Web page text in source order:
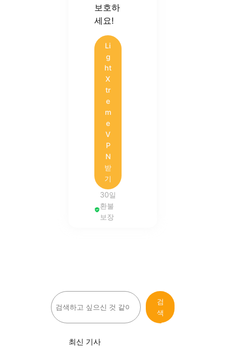
보호하
세요!
Li
g
ht
X
tr
e
m
e
V
P
N
받
기
30일
환불
보장
검
색
검
색
최신 기사